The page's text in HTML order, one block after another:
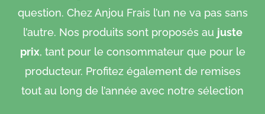
question. Chez Anjou Frais l’un ne va pas sans
l’autre. Nos produits sont proposés au juste
prix, tant pour le consommateur que pour le
producteur. Profitez également de remises
tout au long de l’année avec notre sélection